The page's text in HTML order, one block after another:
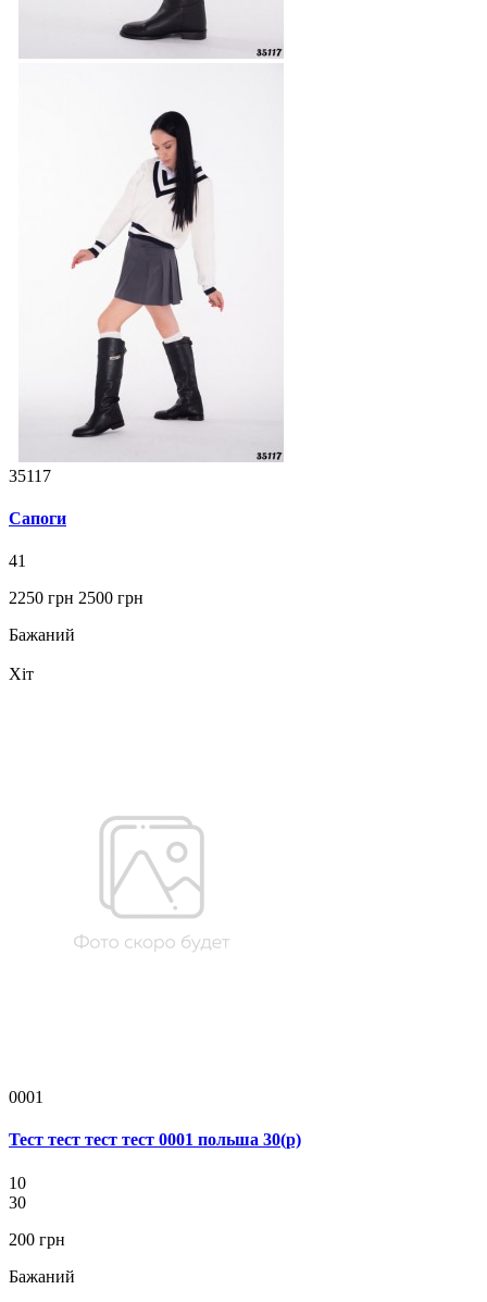
35117
Сапоги
41
2250 грн 2500 грн
Бажаний
Хіт
0001
Тест тест тест тест 0001 польша 30(р)
10
30
200 грн
Бажаний